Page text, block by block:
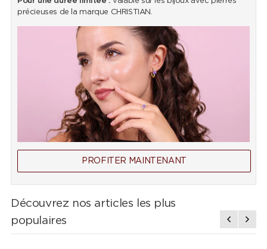
précieuses de la marque CHRISTIAN.
PROFITER MAINTENANT
Découvrez nos articles les plus
populaires